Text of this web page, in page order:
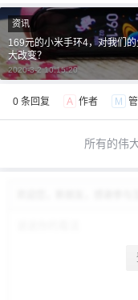
资讯
169元的小米手环4，对我们
大改变？
2020-3-2 10:15:20
0 条回复 A 作者 M
所有的伟